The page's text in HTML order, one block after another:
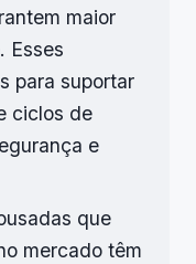
maior
Esses
para suportar
ciclos de
e
que
mercado têm